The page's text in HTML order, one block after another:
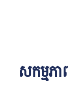
សកម្មភ